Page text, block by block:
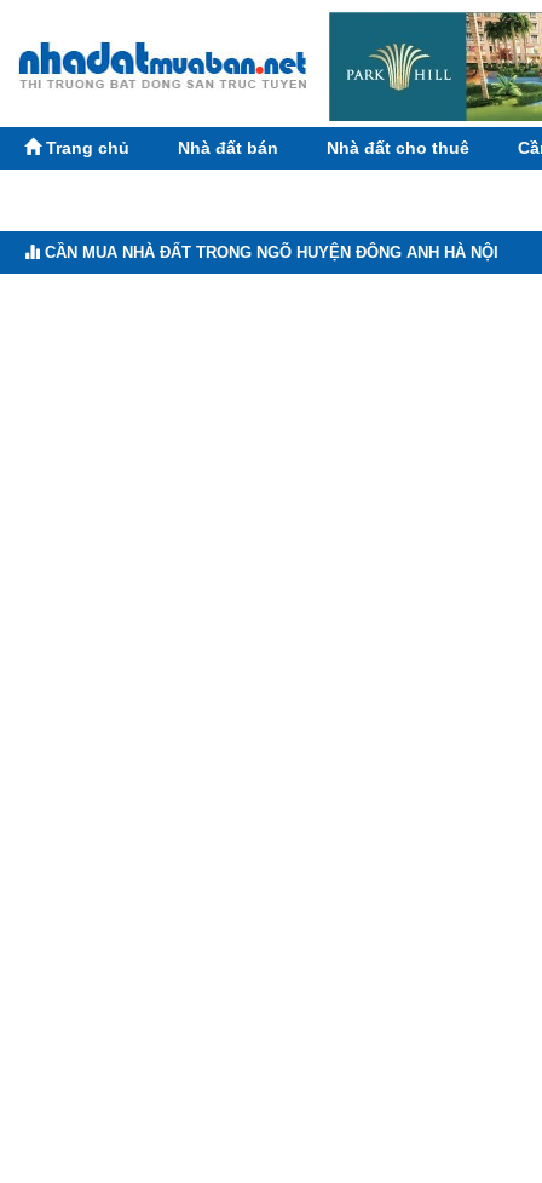
Trang chủ Nhà đất bán Nhà đất cho thuê
CẦN MUA NHÀ ĐẤT TRONG NGÕ HUYỆN ĐÔNG ANH HÀ NỘI